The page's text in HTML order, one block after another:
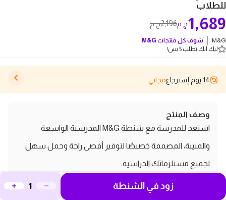
للطلاب
2,196ج.م 1,689ج.م
‎M&G شوف كل منتجات ‎M&G
ليك انك تطلب 5 بس!
14 يوم إسترجاع مجاني
وصف المنتج
استعد للمدرسة مع شنطة M&G المدرسية الواسعة
والمتينة، المصممة خصيصًا لتوفير أقصى راحة وحمل سهل
لجميع مستلزماتك الدراسية.
Brand:
زود في الشنطة